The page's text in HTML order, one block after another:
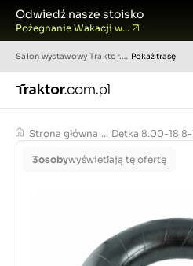
Odwiedź nasze stoisko
Pożegnanie Wakacji w...
Salon wystawowy Traktor.com.pl Pokaż trasę
Strona główna ... Dętka 8.00-18 8-
3osobywyświetlają tę ofertę